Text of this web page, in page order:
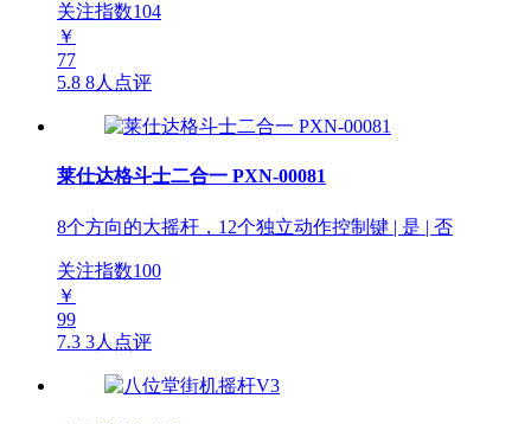
关注指数104
￥
77
5.8 8人点评
莱仕达格斗士二合一 PXN-00081
8个方向的大摇杆，12个独立动作控制键 | 是 | 否
关注指数100
￥
99
7.3 3人点评